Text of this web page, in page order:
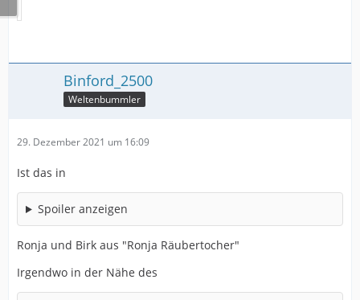
Binford_2500
Weltenbummler
29. Dezember 2021 um 16:09
Ist das in
Spoiler anzeigen
Ronja und Birk aus "Ronja Räubertocher"
Irgendwo in der Nähe des